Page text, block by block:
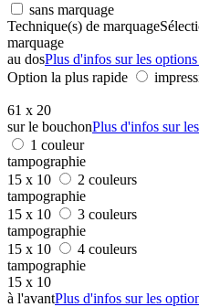
sans marquage
Technique(s) de marquage
marquage
au dosPlus d'infos sur les
Option la plus rapide
61 x 20
sur le bouchonPlus d'infos sur
1 couleur
tampographie
15 x 10
2 couleurs
tampographie
15 x 10
3 couleurs
tampographie
15 x 10
4 couleurs
tampographie
15 x 10
à l'avantPlus d'infos sur les